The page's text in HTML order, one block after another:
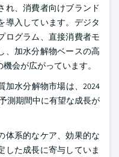
れ、消費者向けブランド
導入しています。デジタ
ログラム、直接消費者モ
、加水分解物ベースの高
会が広がっています。
加水分解物市場は、2024
測期間中に有望な成長が
体系的なケア、効果的な
した成長に寄与していま